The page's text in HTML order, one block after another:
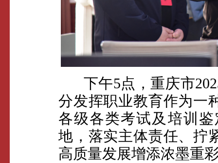
下午5点，重庆市
分发挥职业教育作为一
各级各类考试及培训
地，落实主体责任、拧
高质量发展增添浓墨重